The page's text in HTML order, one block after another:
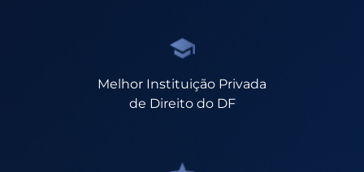
Melhor Instituição Privada
de Direito do DF